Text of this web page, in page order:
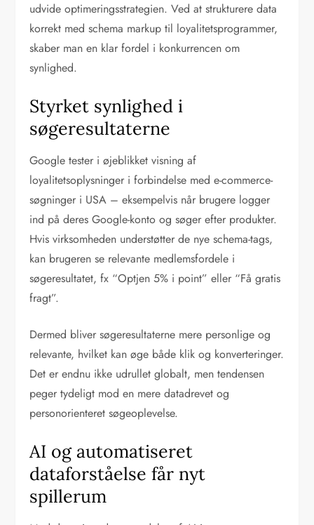
udvide optimeringsstrategien. Ved at strukturere data
korrekt med schema markup til loyalitetsprogrammer,
skaber man en klar fordel i konkurrencen om
synlighed.
Styrket synlighed i
søgeresultaterne
Google tester i øjeblikket visning af
loyalitetsoplysninger i forbindelse med e-commerce-
søgninger i USA – eksempelvis når brugere logger
ind på deres Google-konto og søger efter produkter.
Hvis virksomheden understøtter de nye schema-tags,
kan brugeren se relevante medlemsfordele i
søgeresultatet, fx “Optjen 5% i point” eller “Få gratis
fragt”.
Dermed bliver søgeresultaterne mere personlige og
relevante, hvilket kan øge både klik og konverteringer.
Det er endnu ikke udrullet globalt, men tendensen
peger tydeligt mod en mere datadrevet og
personorienteret søgeoplevelse.
AI og automatiseret
dataforståelse får nyt
spillerum